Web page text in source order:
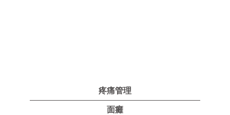
疼痛管理
面癱